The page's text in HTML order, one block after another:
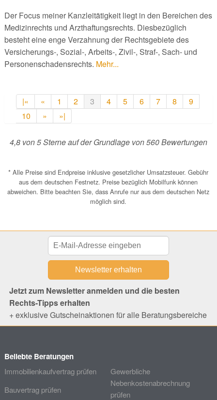
Der Focus meiner Kanzleitätigkeit liegt in den Bereichen des
Medizinrechts und Arzthaftungsrechts. Diesbezüglich
besteht eine enge Verzahnung der Rechtsgebiete des
Versicherungs-, Sozial-, Arbeits-, Zivil-, Straf-, Sach- und
Personenschadensrechts. Mehr...
|« « 1 2 3 4 5 6 7 8
9
10
» »|
4,8von5Sterne auf der Grundlage von560Bewertungen
* Alle Preise sind Endpreise inklusive gesetzlicher Umsatzsteuer. Gebühr
aus dem deutschen Festnetz. Preise bezüglich Mobilfunk können
abweichen. Bitte beachten Sie, dass Anrufe nur aus dem deutschen Netz
möglich sind.
Jetzt zum Newsletter anmelden und die besten
Rechts-Tipps erhalten
+ exklusive Gutscheinaktionen für alle Beratungsbereiche
Beliebte Beratungen
Immobilienkaufvertrag prüfen
Bauvertrag prüfen
Gewerbliche
Nebenkostenabrechnung
prüfen